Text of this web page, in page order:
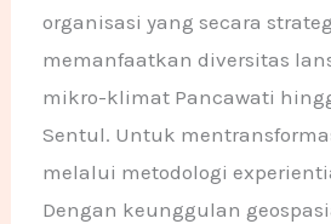
organisasi yang secara
memanfaatkan diversitas
mikro-klimat Pancawati
Sentul. Untuk
melalui metodologi
Dengan keunggulan